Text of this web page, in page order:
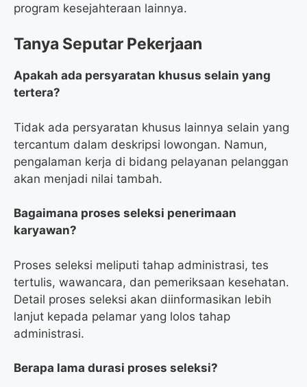
program kesejahteraan lainnya.
Tanya Seputar Pekerjaan
Apakah ada persyaratan khusus selain yang
tertera?
Tidak ada persyaratan khusus lainnya selain yang
tercantum dalam deskripsi lowongan. Namun,
pengalaman kerja di bidang pelayanan pelanggan
akan menjadi nilai tambah.
Bagaimana proses seleksi penerimaan
karyawan?
Proses seleksi meliputi tahap administrasi, tes
tertulis, wawancara, dan pemeriksaan kesehatan.
Detail proses seleksi akan diinformasikan lebih
lanjut kepada pelamar yang lolos tahap
administrasi.
Berapa lama durasi proses seleksi?